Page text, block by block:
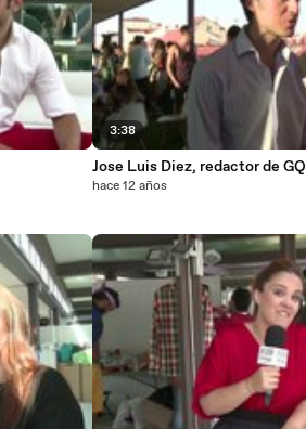
3:38
Jose Luis Diez, redactor de GQ
hace 12 años